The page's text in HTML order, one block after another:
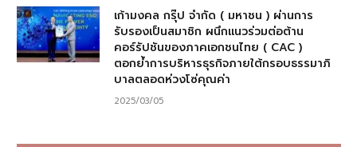
เก้ามงคล กรุ๊ป จำกัด ( มหาชน ) ผ่านการ
รับรองเป็นสมาชิก ผนึกแนวร่วมต่อต้าน
คอร์รัปชันของภาคเอกชนไทย ( CAC )
ตอกย้ำการบริหารธุรกิจภายใต้กรอบธรรมาภิ
บาลตลอดห่วงโซ่คุณค่า
2025/03/05